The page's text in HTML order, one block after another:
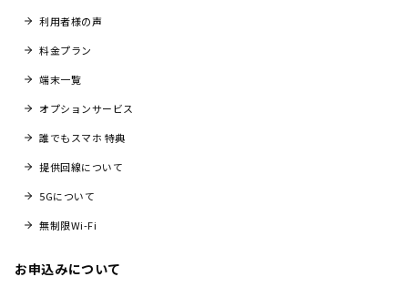
利用者様の声
料金プラン
端末一覧
オプションサービス
誰でもスマホ 特典
提供回線について
5Gについて
無制限Wi-Fi
お申込みについて